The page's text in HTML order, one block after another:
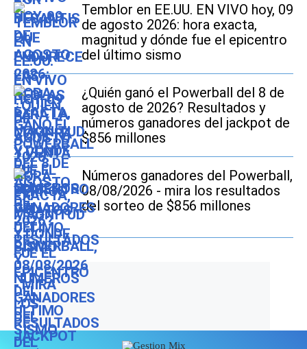
Temblor en EE.UU. EN VIVO hoy, 09
de agosto 2026: hora exacta,
magnitud y dónde fue el epicentro
del último sismo
¿Quién ganó el Powerball del 8 de
agosto de 2026? Resultados y
números ganadores del jackpot de
$856 millones
Números ganadores del Powerball,
08/08/2026 - mira los resultados
del sorteo de $856 millones